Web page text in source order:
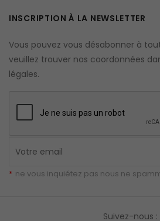
INSCRIPTION À LA NEWSLETTER
Vous pouvez vous désabonner à
veuillez trouver nos coordonnées
légales.
* ne vous inquiétez pas nous ne
Suivez-nous :